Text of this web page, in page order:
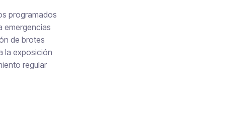
programados
emergencias
de brotes
la exposición
regular